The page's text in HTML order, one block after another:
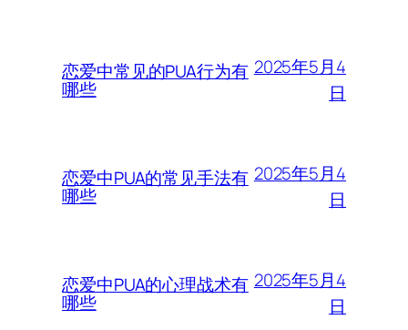
恋爱中常见的PUA行为有
哪些
2025年5月4
日
恋爱中PUA的常见手法有
哪些
2025年5月4
日
恋爱中PUA的心理战术有
哪些
2025年5月4
日